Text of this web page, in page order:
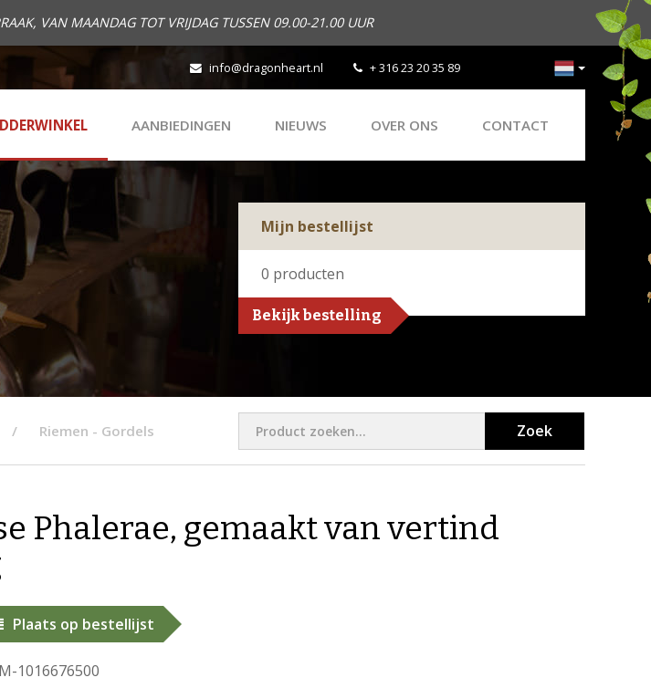
VAN MAANDAG TOT VRIJDAG TUSSEN 09.00-21.00 UUR
info@dragonheart.nl + 316 23 20 35 89
AANBIEDINGEN NIEUWS OVER ONS CONTACT
Mijn bestellijst
0 producten
Bekijk bestelling
Riemen - Gordels Zoek
Phalerae, gemaakt van vertind
Plaats op bestellijst
1016676500